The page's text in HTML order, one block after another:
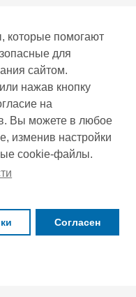
которые помогают
для
сайтом.
нажав кнопку
на
Вы можете в любое
изменив настройки
cookie-файлы.
Согласен